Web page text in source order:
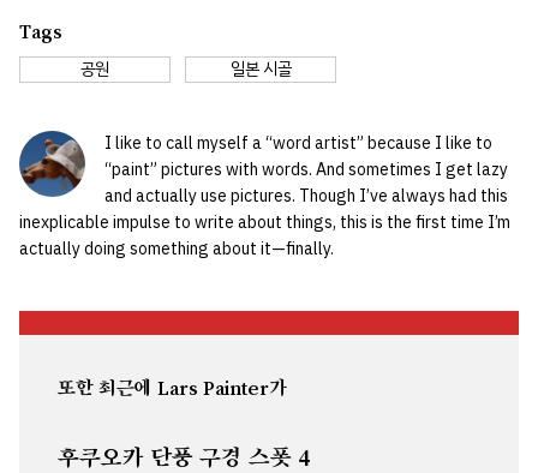
Tags
공원 일본 시골
I like to call myself a “word artist” because I like to
“paint” pictures with words. And sometimes I get lazy
and actually use pictures. Though I’ve always had this
inexplicable impulse to write about things, this is the first time I’m
actually doing something about it—finally.
또한 최근에 Lars Painter가
후쿠오카 단풍 구경 스폿 4